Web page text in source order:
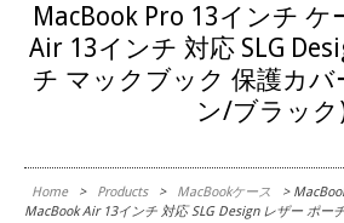
MacBook Pro 13インチ ケ
Air 13インチ 対応 SLG
チ マックブック 保護カバ
ン/ブラック
Home > Products > MacBookケース
>
MacBook Air 13インチ 対応 SLG Design レザー ポー